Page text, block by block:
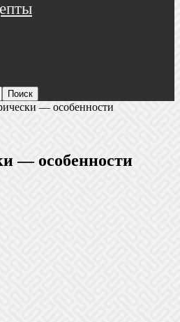
— особенности
— особенности